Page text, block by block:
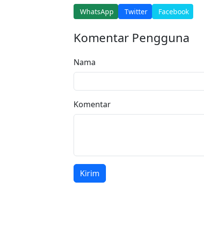
WhatsApp Twitter Facebook
Komentar Pengguna
Nama
Komentar
Kirim